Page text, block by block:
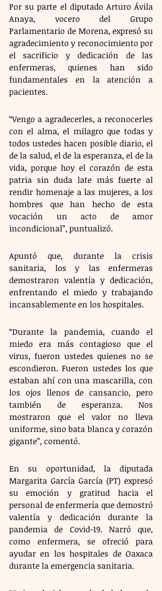
Por su parte el diputado Arturo Ávila
Anaya, vocero del Grupo
Parlamentario de Morena, expresó su
agradecimiento y reconocimiento por
el sacrificio y dedicación de las
enfermeras, quienes han sido
fundamentales en la atención a
pacientes.
“Vengo a agradecerles, a reconocerles
con el alma, el milagro que todas y
todos ustedes hacen posible diario, el
de la salud, el de la esperanza, el de la
vida, porque hoy el corazón de esta
patria sin duda late más fuerte al
rendir homenaje a las mujeres, a los
hombres que han hecho de esta
vocación un acto de amor
incondicional”, puntualizó.
Apuntó que, durante la crisis
sanitaria, los y las enfermeras
demostraron valentía y dedicación,
enfrentando el miedo y trabajando
incansablemente en los hospitales.
“Durante la pandemia, cuando el
miedo era más contagioso que el
virus, fueron ustedes quienes no se
escondieron. Fueron ustedes los que
estaban ahí con una mascarilla, con
los ojos llenos de cansancio, pero
también de esperanza. Nos
mostraron que el valor no lleva
uniforme, sino bata blanca y corazón
gigante”, comentó.
En su oportunidad, la diputada
Margarita García García (PT) expresó
su emoción y gratitud hacia el
personal de enfermería que demostró
valentía y dedicación durante la
pandemia de Covid-19. Narró que,
como enfermera, se ofreció para
ayudar en los hospitales de Oaxaca
durante la emergencia sanitaria.